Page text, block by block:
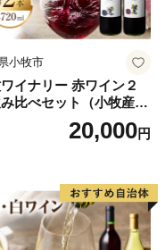
せ先】
日・年末年始期間休
小牧市
イナリー 赤ワイン２
比べセット（小牧産ぶ
100％使用）20,000円